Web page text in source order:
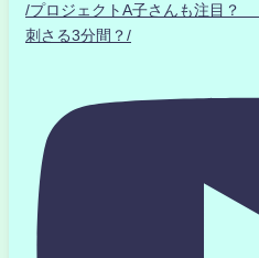
/プロジェクトA子さんも注目
刺さる3分間？/